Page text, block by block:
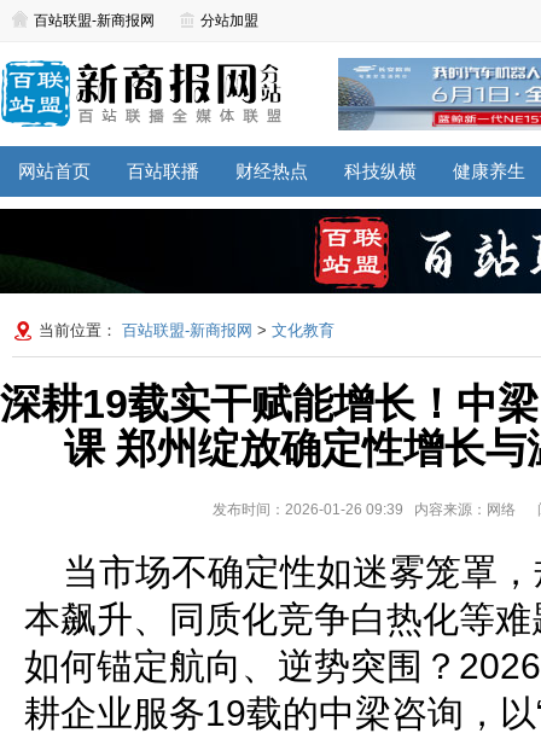
百站联盟-新商报网 分站加盟
网站首页 百站联播 财经热点 科技纵横 健康养生
当前位置： 百站联盟-新商报网 > 文化教育
深耕19载实干赋能增长！中
课 郑州绽放确定性增长
发布时间：2026-01-26 09:39 内容来源：网络
当市场不确定性如迷雾笼罩
本飙升、同质化竞争白热化等
如何锚定航向、逆势突围？
耕企业服务19载的中梁咨询，